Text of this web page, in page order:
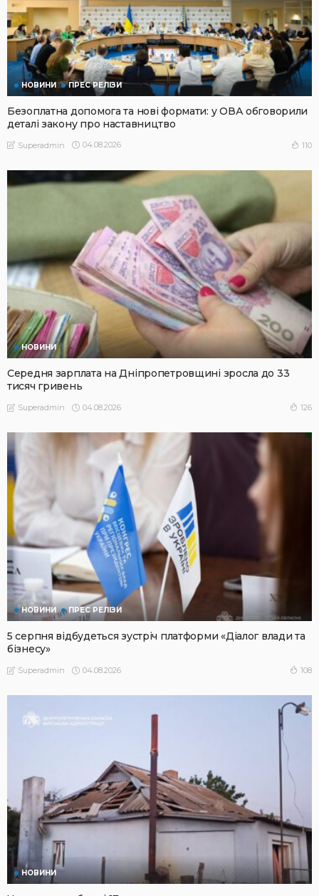
НОВИНИ ПРЕС РЕЛІЗИ
Безоплатна допомога та нові формати: у ОВА обговорили
деталі закону про наставництво
Superadmin 04.08.2026 110
НОВИНИ
Середня зарплата на Дніпропетровщині зросла до 33
тисяч гривень
Superadmin 04.08.2026 126
НОВИНИ ПРЕС РЕЛІЗИ
5 серпня відбудеться зустріч платформи «Діалог влади та
бізнесу»
Superadmin 04.08.2026 108
НОВИНИ